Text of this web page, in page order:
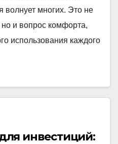
волнует многих. Это не
но и вопрос комфорта,
использования каждого
инвестиций: